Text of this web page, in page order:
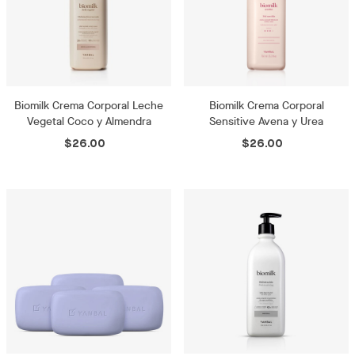
Biomilk Crema Corporal Leche
Vegetal Coco y Almendra
$26.00
Biomilk Crema Corporal
Sensitive Avena y Urea
$26.00